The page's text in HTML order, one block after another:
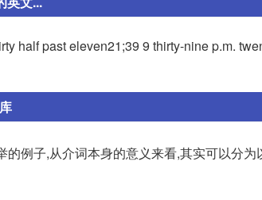
half past eleven21;39 9 thirty-nine p.m.
例子,从介词本身的意义来看,其实可以分为